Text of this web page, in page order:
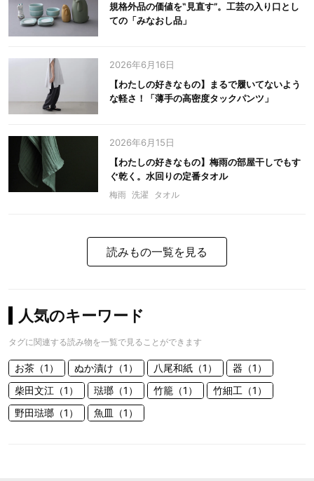
規格外品の価値を‟見直す”。工芸の入り口とし
ての「みなおし品」
2026年6月16日
【わたしの好きなもの】まるで履いてないよう
な軽さ！「薄手の高密度タックパンツ」
2026年6月15日
【わたしの好きなもの】梅雨の部屋干しでもす
ぐ乾く。水回りの定番タオル
梅雨 洗濯 タオル
読みもの一覧を見る
人気のキーワード
タグに関連する読み物を一覧で見ることができます
お茶（1） ぬか漬け（1） 八尾和紙（1）
器（1）
柴田文江（1）
琺瑯（1） 竹籠（1）
竹細工（1）
野田琺瑯（1）
魚皿（1）